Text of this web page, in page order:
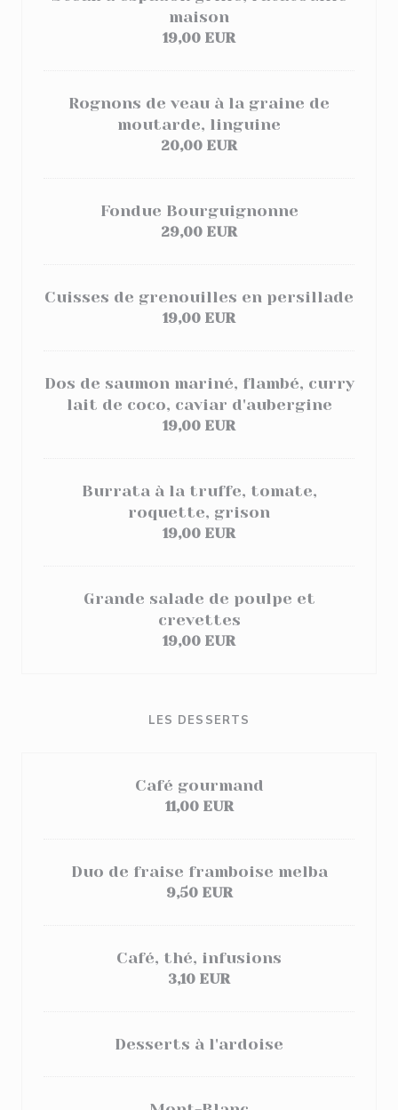
maison
19,00 EUR
Rognons de veau à la graine de
moutarde, linguine
20,00 EUR
Fondue Bourguignonne
29,00 EUR
Cuisses de grenouilles en persillade
19,00 EUR
Dos de saumon mariné, flambé, curry
lait de coco, caviar d'aubergine
19,00 EUR
Burrata à la truffe, tomate,
roquette, grison
19,00 EUR
Grande salade de poulpe et
crevettes
19,00 EUR
LES DESSERTS
Café gourmand
11,00 EUR
Duo de fraise framboise melba
9,50 EUR
Café, thé, infusions
3,10 EUR
Desserts à l'ardoise